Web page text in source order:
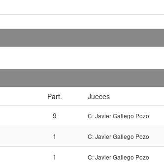
Part.
Jueces
9 C: Javier Gallego Pozo
1 C: Javier Gallego Pozo
1 C: Javier Gallego Pozo